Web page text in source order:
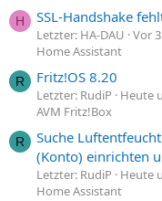
H SSL-Handshake
Letzter: HA-DAU Vor
Home Assistant
R Fritz!OS 8.20
Letzter: RudiP
Heute
AVM Fritz!Box
R
Suche
(Konto) einrichten
Letzter: RudiP
Heute
Home Assistant